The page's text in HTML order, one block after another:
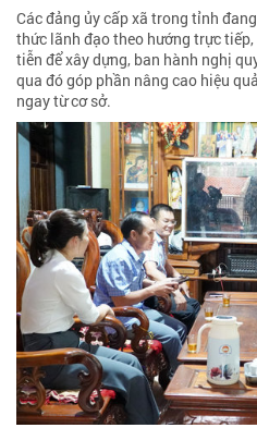
Các đảng ủy cấp xã trong tỉnh
thức lãnh đạo theo hướng trực
tiễn để xây dựng, ban hành nghị
qua đó góp phần nâng cao hiệu
ngay từ cơ sở.